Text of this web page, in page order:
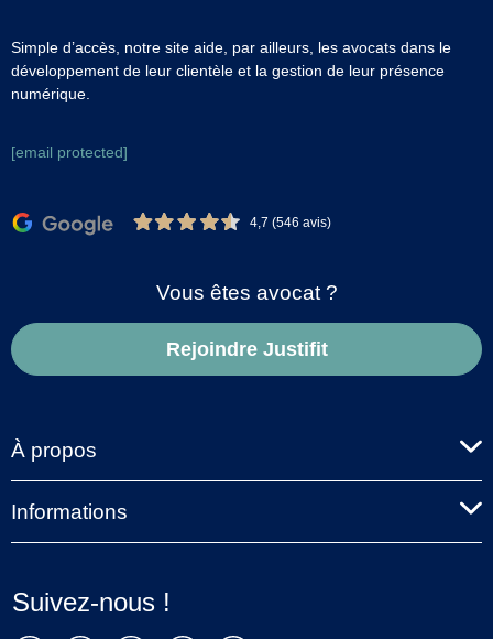
Simple d’accès, notre site aide, par ailleurs, les avocats dans le
développement de leur clientèle et la gestion de leur présence
numérique.
[email protected]
4,7 (546 avis)
Vous êtes avocat ?
Rejoindre Justifit
À propos
Informations
Suivez-nous !